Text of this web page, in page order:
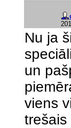
Nu ja
un
viens
trešais